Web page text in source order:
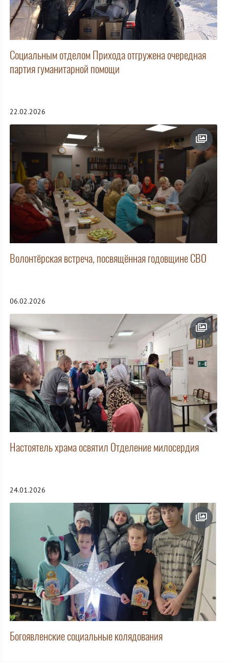
Социальным отделом Прихода отгружена очередная
партия гуманитарной помощи
22.02.2026
Волонтёрская встреча, посвящённая годовщине СВО
06.02.2026
Настоятель храма освятил Отделение милосердия
24.01.2026
Богоявленские социальные колядования